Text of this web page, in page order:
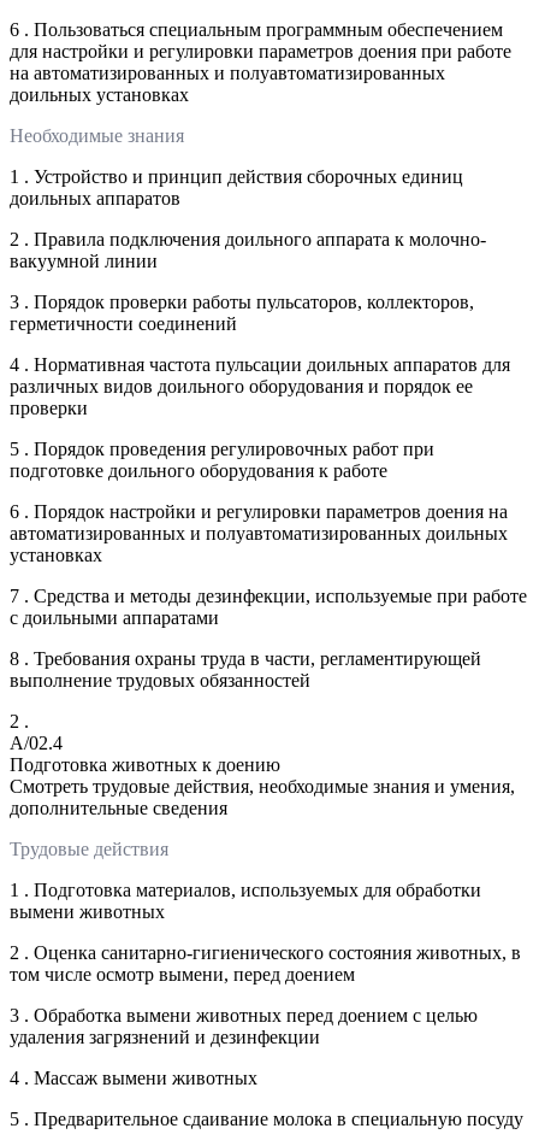
6 . Пользоваться специальным программным обеспечением
для настройки и регулировки параметров доения при работе
на автоматизированных и полуавтоматизированных
доильных установках
Необходимые знания
1 . Устройство и принцип действия сборочных единиц
доильных аппаратов
2 . Правила подключения доильного аппарата к молочно-
вакуумной линии
3 . Порядок проверки работы пульсаторов, коллекторов,
герметичности соединений
4 . Нормативная частота пульсации доильных аппаратов для
различных видов доильного оборудования и порядок ее
проверки
5 . Порядок проведения регулировочных работ при
подготовке доильного оборудования к работе
6 . Порядок настройки и регулировки параметров доения на
автоматизированных и полуавтоматизированных доильных
установках
7 . Средства и методы дезинфекции, используемые при работе
с доильными аппаратами
8 . Требования охраны труда в части, регламентирующей
выполнение трудовых обязанностей
2 .
A/02.4
Подготовка животных к доению
Смотреть трудовые действия, необходимые знания и умения,
дополнительные сведения
Трудовые действия
1 . Подготовка материалов, используемых для обработки
вымени животных
2 . Оценка санитарно-гигиенического состояния животных, в
том числе осмотр вымени, перед доением
3 . Обработка вымени животных перед доением с целью
удаления загрязнений и дезинфекции
4 . Массаж вымени животных
5 . Предварительное сдаивание молока в специальную посуду